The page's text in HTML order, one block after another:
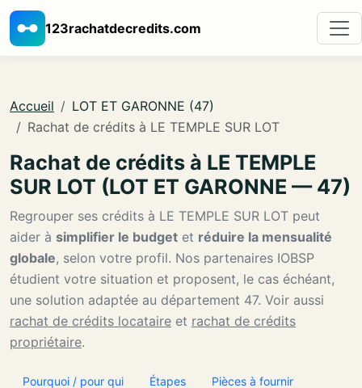
123rachatdecredits.com
Accueil
LOT ET GARONNE (47)
Rachat de crédits à LE TEMPLE SUR LOT
Rachat de crédits à LE TEMPLE
SUR LOT (LOT ET GARONNE — 47)
Regrouper ses crédits à LE TEMPLE SUR LOT peut
aider à simplifier le budget et réduire la mensualité
globale, selon votre profil. Nos partenaires IOBSP
étudient votre situation et proposent, le cas échéant,
une solution adaptée au département 47. Voir aussi
rachat de crédits locataire et rachat de crédits
propriétaire.
Pourquoi / pour qui Étapes Pièces à fournir